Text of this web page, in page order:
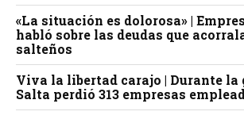
«La situación es dolorosa» |
habló sobre las deudas que
salteños
Viva la libertad carajo | Durante
Salta perdió 313 empresas